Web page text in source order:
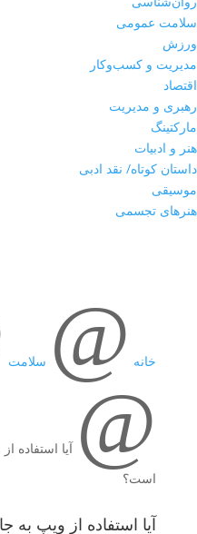
سلامت عمومی
ورزش
مدیریت و کسب‌وکار
اقتصاد
رهبری و مدیریت
مارکتینگ
هنر و ادبیات
داستان کوتاه/ نقد ادبی
موسیقی
هنرهای تجسمی
خانه @ سلامت
@ آیا استفاده
است؟
آیا استفاده از ویپ به